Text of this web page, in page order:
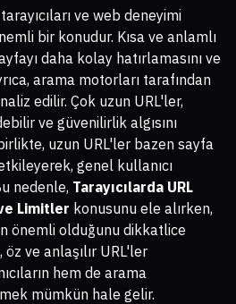
ve web deneyimi
bir konudur. Kısa ve anlamlı
daha kolay hatırlamasını ve
arama motorları tarafından
edilir. Çok uzun URL'ler,
ve güvenilirlik algısını
uzun URL'ler bazen sayfa
genel kullanıcı
nedenle, Tarayıcılarda URL
Limitler konusunu ele alırken,
önemli olduğunu dikkatlice
ve anlaşılır URL'ler
hem de arama
mümkün hale gelir.